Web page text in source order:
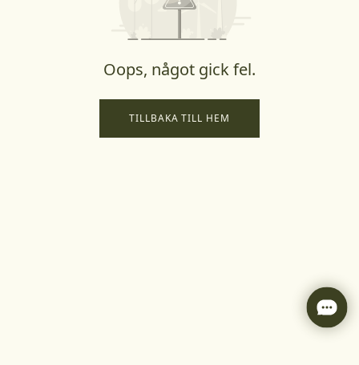
Oops, något gick fel.
TILLBAKA TILL HEM